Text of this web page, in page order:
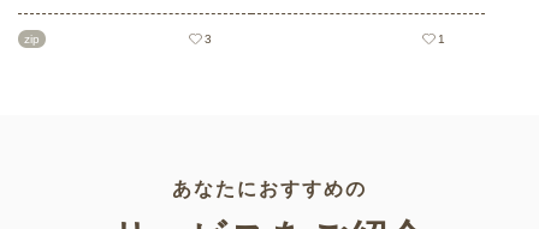
まる秋を鑑賞する紅葉狩りな
ど、心を和ませるイベントがた
zip 3
で使える高齢者向けレクリエー
ション素材をたくさんご用意し
1
あなたにおすすめの